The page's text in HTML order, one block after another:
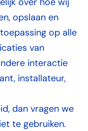
opslaan en
op alle
van
interactie
installateur,
dan vragen we
te gebruiken.